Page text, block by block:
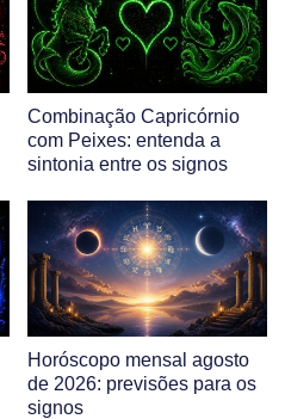
Combinação Capricórnio
com Peixes: entenda a
sintonia entre os signos
Horóscopo mensal agosto
de 2026: previsões para os
signos